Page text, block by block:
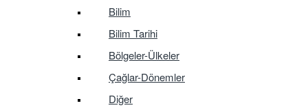
Bilim
Bilim Tarihi
Bölgeler-Ülkeler
Çağlar-Dönemler
Diğer